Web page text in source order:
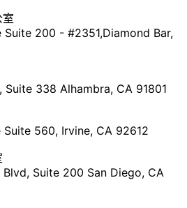
Suite 200 - #2351,Diamond Bar,
338 Alhambra, CA 91801
Suite 560, Irvine, CA 92612
Suite 200 San Diego, CA